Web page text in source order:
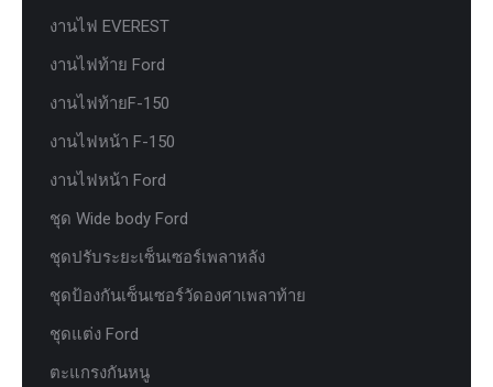
งานไฟ EVEREST
งานไฟท้าย Ford
งานไฟท้ายF-150
งานไฟหน้า F-150
งานไฟหน้า Ford
ชุด Wide body Ford
ชุดปรับระยะเซ็นเซอร์เพลาหลัง
ชุดป้องกันเซ็นเซอร์วัดองศาเพลาท้าย
ชุดแต่ง Ford
ตะแกรงกันหนู